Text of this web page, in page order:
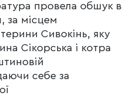
провела обшук в
за місцем
Сивокінь, яку
Сікорська і котра
себе за